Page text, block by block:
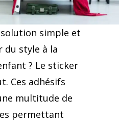
simple et
du style à la
? Le sticker
Ces adhésifs
multitude de
permettant